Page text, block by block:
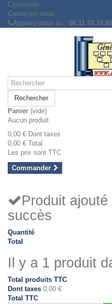
Connexion
Contactez-nous
Appelez-nous au : 06.11.78.10.81
Rechercher
Panier (vide)
Aucun produit
0,00 € Dont taxes
0,00 € Total
Les prix sont TTC
Commander
Produit
succès
Quantité
Total
Il y a 1 produit
Total produits TTC
Dont taxes 0,00 €
Total TTC